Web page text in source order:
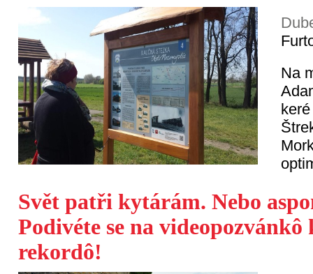
Na
Svět patři kytárám. Nebo
Podivéte se na
rekordô!